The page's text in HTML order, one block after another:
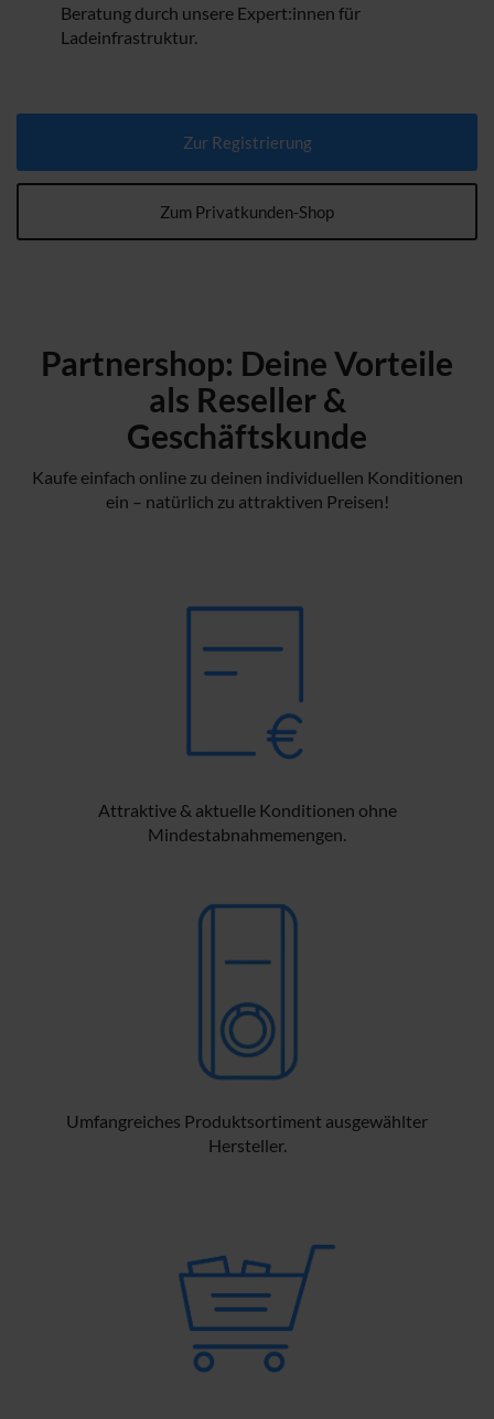
Beratung durch unsere Expert:innen für
Ladeinfrastruktur.
Zur Registrierung
Zum Privatkunden-Shop
Partnershop: Deine Vorteile
als Reseller &
Geschäftskunde
Kaufe einfach online zu deinen individuellen Konditionen
ein – natürlich zu attraktiven Preisen!
Attraktive & aktuelle Konditionen ohne
Mindestabnahmemengen.
Umfangreiches Produktsortiment ausgewählter
Hersteller.